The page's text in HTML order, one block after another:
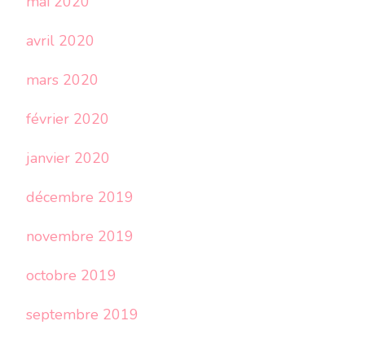
avril 2020
mars 2020
février 2020
janvier 2020
décembre 2019
novembre 2019
octobre 2019
septembre 2019